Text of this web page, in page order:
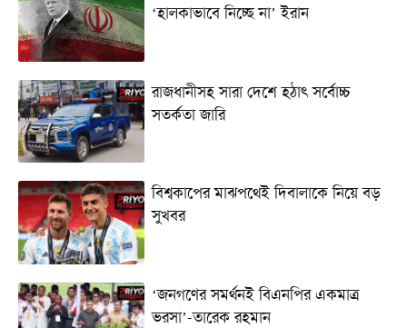
‘হালকাভাবে নিচ্ছে না’ ইরান
রাজধানীসহ সারা দেশে হঠাৎ সর্বোচ্চ
সতর্কতা জা‌রি
বিশ্বকাপের মাঝপথেই দিবালাকে নিয়ে বড়
সুখবর
‘জনগণের সমর্থনই বিএনপির একমাত্র
ভরসা’-তারেক রহমান